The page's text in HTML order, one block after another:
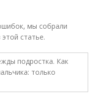
мы собрали
статье.